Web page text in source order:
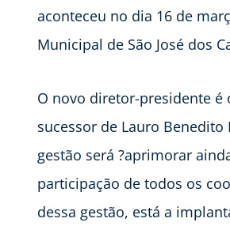
aconteceu no dia 16 de
Municipal de São José dos
O novo diretor-presidente é
sucessor de Lauro
gestão será ?aprimorar
participação de todos os
dessa gestão, está a